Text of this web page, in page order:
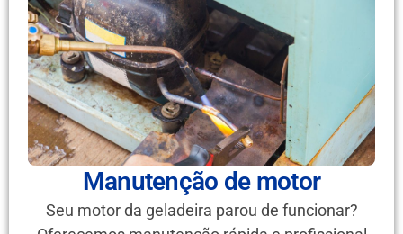
Manutenção de motor
Seu motor da geladeira parou de funcionar?